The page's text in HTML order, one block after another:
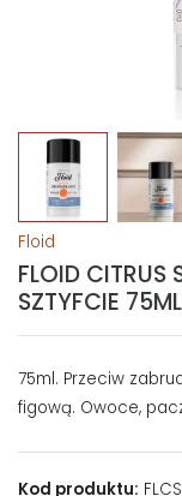
Floid
FLOID CITRUS
SZTYFCIE 75ML
75ml. Przeciw
figową. Owoce,
Kod produktu: